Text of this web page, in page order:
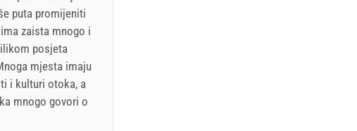
puta promijeniti
zaista mnogo i
posjeta
mjesta imaju
i kulturi otoka, a
mnogo govori o